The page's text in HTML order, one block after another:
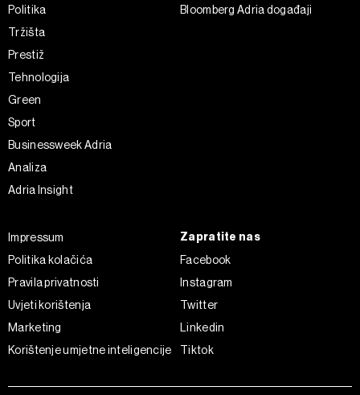
Politika
Tržišta
Prestiž
Tehnologija
Green
Sport
Businessweek Adria
Analiza
Adria Insight
Bloomberg Adria događaji
Impressum
Politika kolačića
Pravila privatnosti
Uvjeti korištenja
Marketing
Korištenje umjetne inteligencije
Zapratite nas
Facebook
Instagram
Twitter
Linkedin
Tiktok